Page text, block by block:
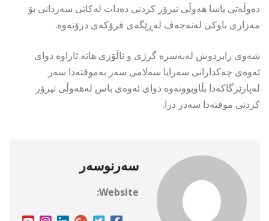
دەوڵەتی یاسا هەوڵی تیرۆر كردنی دەدات لەكاتی سەردانی بۆ
مەزاری باوكی لەنەجەف لەڕێگەی فرۆكەی درۆنەوە.
شەوی رابردوش لەبەسرە گرژی و ئاڵۆزی هاتە ئاراوە دوای
ئەوەی چەكدارانی سەرایا سەلامی سەر بەموقتەدا سەر
لەپارێزگاكەدا بڵاوبوونەوە دوای ئەوەی باس لەهەوڵی تیرۆر
كردنی موقتەدا سەدر درا.
سەرنوسەر
Website: